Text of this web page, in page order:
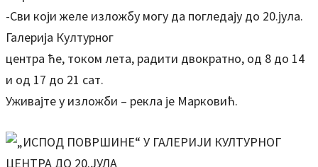
-Сви који желе изложбу могу да погледају до 20.јула.
Галерија Културног
центра ће, током лета, радити двократно, од 8 до 14
и од 17 до 21 сат.
Уживајте у изложби – рекла је Марковић.